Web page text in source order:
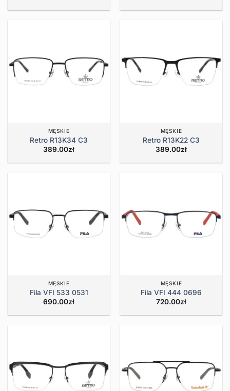
MĘSKIE
Retro R13K34 C3
389.00zł
MĘSKIE
Retro R13K22 C3
389.00zł
MĘSKIE
Fila VFI 533 0531
690.00zł
MĘSKIE
Fila VFI 444 0696
720.00zł